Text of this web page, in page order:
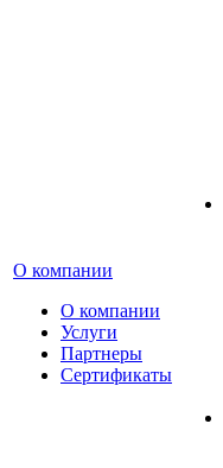
О компании
О компании
Услуги
Партнеры
Сертификаты